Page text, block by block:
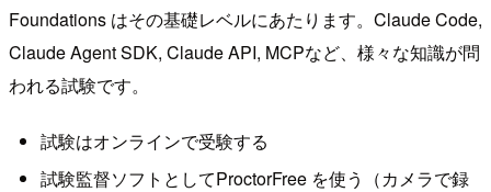
Foundations はその基礎レベルにあたります。Claude Code,
Claude Agent SDK, Claude API, MCPなど、様々な知識が問
われる試験です。
試験はオンラインで受験する
試験監督ソフトとしてProctorFree を使う（カメラで録